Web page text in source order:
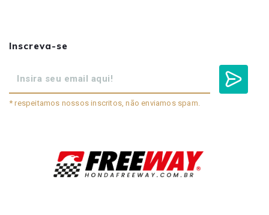
Inscreva-se
* respeitamos nossos inscritos, não enviamos spam.